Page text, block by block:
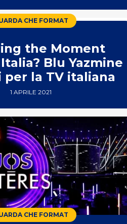
CHE FORMAT
the Moment
Blu Yazmine
la TV italiana
1 APRILE 2021
CHE FORMAT